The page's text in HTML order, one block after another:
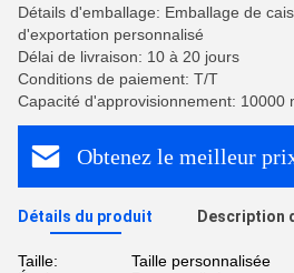
Détails d'emballage: Emballage de
d'exportation personnalisé
Délai de livraison: 10 à 20 jours
Conditions de paiement: T/T
Capacité d'approvisionnement: 10000
Obtenez le meilleur
Détails du produit Description
Taille:
Taille personnalisée